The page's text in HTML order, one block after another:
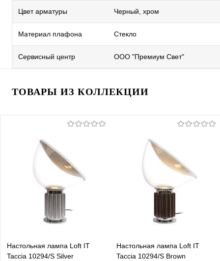
Цвет арматуры Черный, хром
Материал плафона Стекло
Сервисный центр ООО "Премиум Свет"
ТОВАРЫ ИЗ КОЛЛЕКЦИИ
Настольная лампа Loft IT
Taccia 10294/S Silver
Настольная лампа Loft IT
Taccia 10294/S Brown